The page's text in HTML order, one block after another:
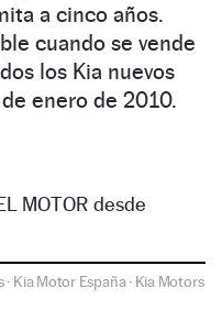
a cinco años.
cuando se vende
los Kia nuevos
enero de 2010.
MOTOR desde
· Kia Motor España· Kia Motors